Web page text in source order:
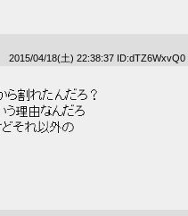
2015/04/18(土) 22:38:37 ID:dTZ6WxvQ0
ら割れたんだろ？
う理由なんだろ
どそれ以外の